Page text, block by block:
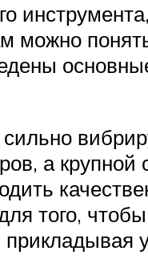
можно
а крупной
того,